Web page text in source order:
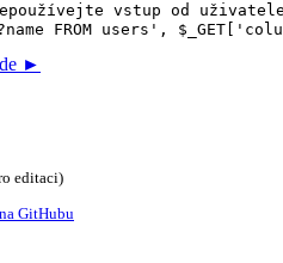
vstup od
►